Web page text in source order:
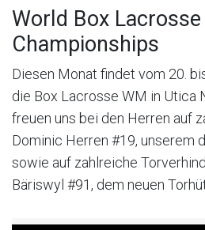
World Box Lacrosse
Championships
Diesen Monat findet vom 20.
die Box Lacrosse WM in Utica
freuen uns bei den Herren auf
Dominic Herren #19, unserem
sowie auf zahlreiche
Bäriswyl #91, dem neuen